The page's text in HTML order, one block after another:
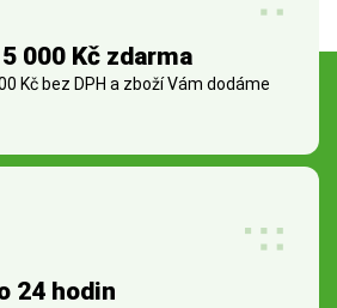
000 Kč zdarma
Kč bez DPH a zboží Vám dodáme
24 hodin